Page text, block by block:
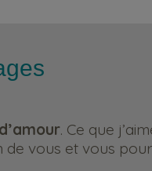
. Ce que
de vous et vous